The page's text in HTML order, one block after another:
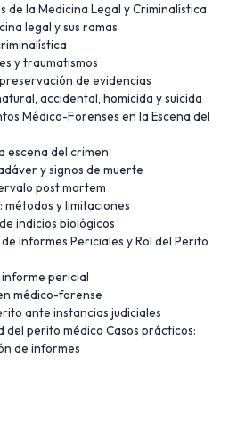
de la Medicina Legal y Criminalística.
legal y sus ramas
y traumatismos
de evidencias
accidental, homicida y suicida
Médico-Forenses en la Escena del
escena del crimen
y signos de muerte
post mortem
y limitaciones
indicios biológicos
Informes Periciales y Rol del Perito
pericial
médico-forense
ante instancias judiciales
del perito médico Casos prácticos:
de informes